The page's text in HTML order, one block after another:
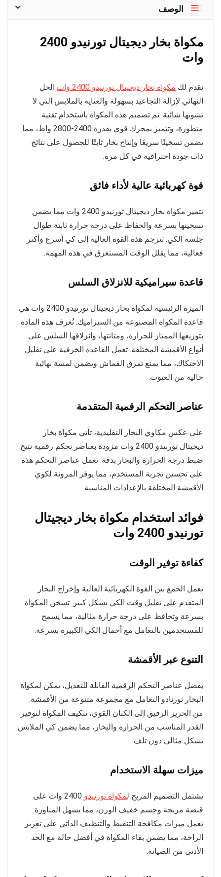
الوصف
مكواة بخار ديجيتال تورنيدو 2400
وات
نقدم لك مكواة بخار ديجيتال تورنيدو 2400 وات
الحل
النهائي لإزالة التجاعيد بسهولة والعناية بالملابس التي لا
تشوبها شائبة. تم تصميم هذه المكواة باستخدام تقنية
متطورة، وتتميز بمحرك قوي بقدرة 2400-2800 واط، مما
يضمن تسخينًا سريعًا وإنتاج بخار ثابتًا للحصول على نتائج
ذات جودة احترافية في كل مرة.
قوة كهربائية عالية لأداء فائق
تتميز مكواة بخار ديجيتال تورنيدو 2400 وات مما يضمن
تسخينها بسرعة والحفاظ على درجة حرارة ثابتة طوال
جلسة الكي. تترجم هذه القوة العالية إلى كي أسرع وأكثر
فعالية، مما يقلل الوقت المستغرق في هذه المهمة.
قاعدة سيراميكية للانزلاق السلس
الميزة الرئيسية لمكواة بخار ديجيتال تورنيدو 2400 وات هي
قاعدة المكواة المصنوعة من السيراميك. تُعرف هذه المادة
بتوزيعها الممتاز للحرارة، ومتانتها، وانزلاقها السلس على
أنواع الأقمشة المختلفة. تعمل القاعدة الخزفية على تقليل
الاحتكاك، مما يمنع تمزق القماش ويضمن لمسة نهائية
خالية من العيوب.
عناصر التحكم الرقمية المتقدمة
على عكس مكاوي البخار التقليدية، تأتي مكواة بخار
ديجيتال تورنيدو 2400 وات مزودة بعناصر تحكم رقمية تتيح
ضبط درجة الحرارة والبخار بدقة. تعمل عناصر التحكم هذه
على تحسين تجربة المستخدم، مما يوفر المرونة لكوي
الأقمشة المختلفة بالإعدادات المناسبة.
فوائد استخدام مكواة بخار ديجيتال
تورنيدو 2400 وات
كفاءة توفير الوقت
يعمل الجمع بين القوة الكهربائية العالية وإخراج البخار
المتقدم على تقليل وقت الكي بشكل كبير. تسخن المكواة
بسرعة وتحافظ على درجة حرارة مثالية، مما يسمح
للمستخدمين بالتعامل مع أحمال الكي الكبيرة بسرعة.
التنوع عبر الأقمشة
بفضل عناصر التحكم الرقمية القابلة للتعديل، يمكن لمكواة
البخار تورنادو التعامل مع مجموعة متنوعة من الأقمشة.
من الحرير الرقيق إلى الكتان القوي، تتكيف المكواة لتوفير
القدر المناسب من الحرارة والبخار، مما يضمن كي الملابس
بشكل مثالي دون تلف.
ميزات سهلة الاستخدام
يشتمل التصميم المريح لمكواة تورنيدو
2400 وات على
قبضة مريحة وجسم خفيف الوزن، مما يسهل المناورة.
تعمل ميزات مكافحة التنقيط والتنظيف الذاتي على تعزيز
الراحة، مما يضمن بقاء المكواة في أفضل حالة مع الحد
الأدنى من الصيانة.